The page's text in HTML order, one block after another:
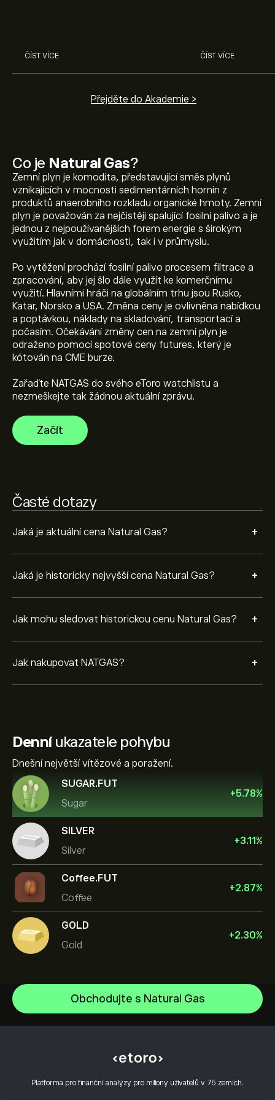
Co je Natural Gas?
Zemní plyn je komodita, představující směs plynů
vznikajících v mocnosti sedimentárních hornin z
produktů anaerobního rozkladu organické hmoty. Zemní
plyn je považován za nejčistěji spalující fosilní palivo a je
jednou z nejpoužívanějších forem energie s širokým
využitím jak v domácnosti, tak i v průmyslu.
Po vytěžení prochází fosilní palivo procesem filtrace a
zpracování, aby jej šlo dále využít ke komerčnímu
využití. Hlavními hráči na globálním trhu jsou Rusko,
Katar, Norsko a USA. Změna ceny je ovlivněna nabídkou
a poptávkou, náklady na skladování, transportací a
počasím. Očekávání změny cen na zemní plyn je
odraženo pomocí spotové ceny futures, který je
kótován na CME burze.
Zařaďte NATGAS do svého eToro watchlistu a
nezmeškejte tak žádnou aktuální zprávu.
Začít
ČÍST VÍCE ČÍST VÍCE
Přejděte do Akademie >
Časté dotazy
Jaká je aktuální cena Natural Gas? +
Aktuální cena NATGAS je 2.688‎$‎
Jaká je historicky nejvyšší cena Natural Gas? +
Dosavadní maximum Natural Gas je 9.960‎$‎
Jak mohu sledovat historickou cenu Natural Gas? +
Vyberte časový rámec „1D“ nebo „1W“ na grafu eToro
Natural Gas. Cena Natural Gas se za poslední rok
pohybovala v rozmezí -0.36‎$‎.
Jak nakupovat NATGAS? +
K nákupu NATGAS, navštivte stránku „Natural Gas
(NATGAS)“ na webu eToro. Jakmile si založíte účet a
vložíte prostředky, klikněte na tlačítko „Obchodovat“ a
rozhodněte se, kolik Natural Gas chcete koupit. Můžete
Denníukazatele pohybu
Dnešní největší vítězové a poražení.
SUGAR.FUT
Sugar
+5.78%
SILVER
Silver
+3.11%
Coffee.FUT
Coffee
+2.87%
GOLD
Gold
+2.30%
Obchodujte s Natural Gas
Platforma pro finanční analýzy pro miliony uživatelů v 75 zemích.
Oil
Gold
Platinum
Jak ověřit účet?
Odpovědné obchodování
Co je páka a marže
Hodnocení eToro